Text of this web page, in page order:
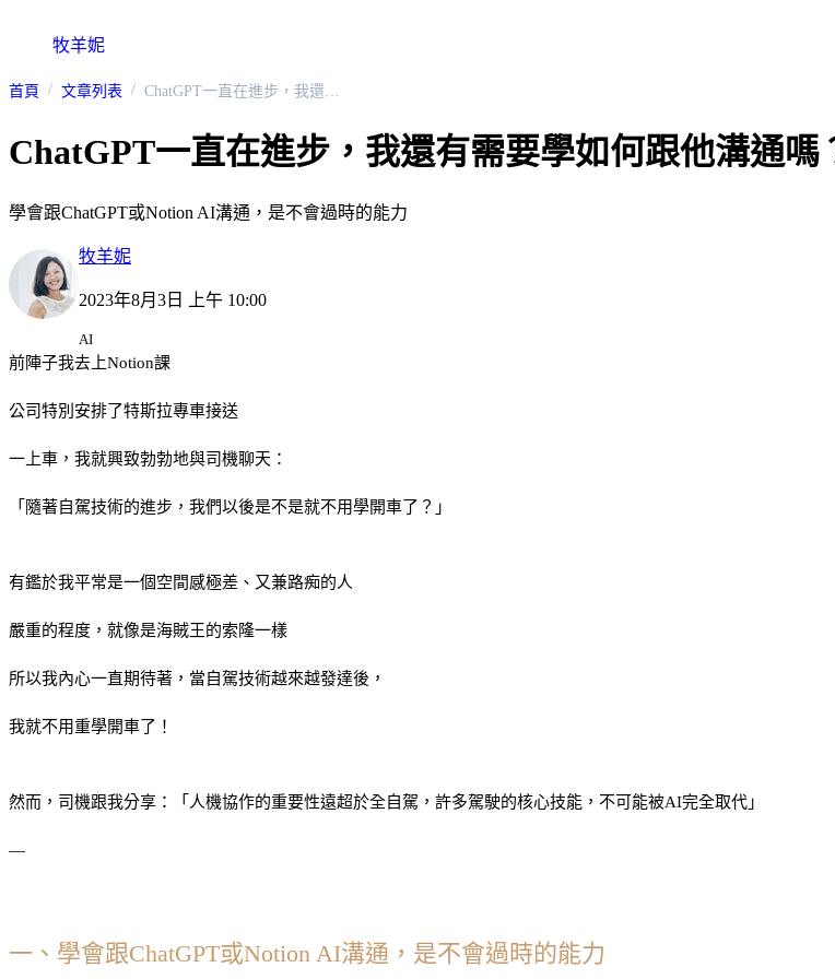
牧羊妮
首頁 文章列表 ChatGPT一直在進步，我還有需要學如何跟他溝通嗎？
ChatGPT一直在進步，我還有需要學如何跟他溝通嗎
學會跟ChatGPT或Notion AI溝通，是不會過時的能力
牧羊妮
2023年8月3日 上午 10:00
AI
前陣子我去上Notion課
公司特別安排了特斯拉專車接送
一上車，我就興致勃勃地與司機聊天：
「隨著自駕技術的進步，我們以後是不是就不用學開車了？」
有鑑於我平常是一個空間感極差、又兼路痴的人
嚴重的程度，就像是海賊王的索隆一樣
所以我內心一直期待著，當自駕技術越來越發達後，
我就不用重學開車了！
然而，司機跟我分享：「人機協作的重要性遠超於全自駕，許多駕駛的核心技能，不可能被AI完全取代」
—
一、學會跟ChatGPT或Notion AI溝通，是不會過時的能力